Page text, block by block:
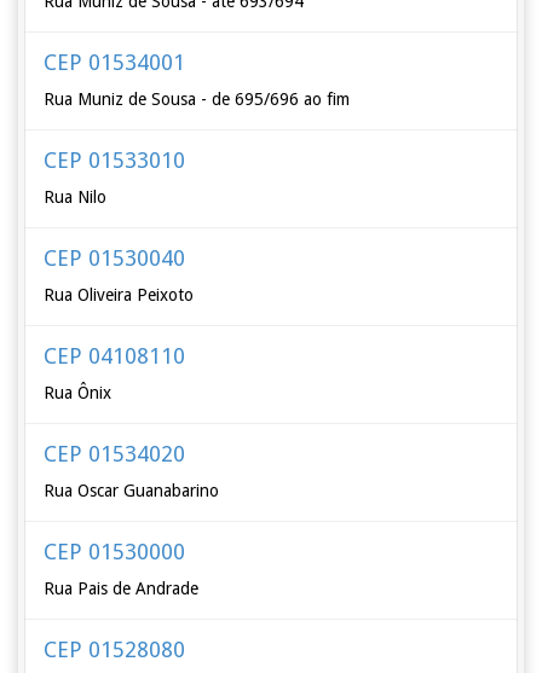
CEP 01534001
Rua Muniz de Sousa - de 695/696 ao fim
CEP 01533010
Rua Nilo
CEP 01530040
Rua Oliveira Peixoto
CEP 04108110
Rua Ônix
CEP 01534020
Rua Oscar Guanabarino
CEP 01530000
Rua Pais de Andrade
CEP 01528080